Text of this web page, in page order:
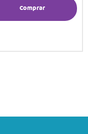
Comprar